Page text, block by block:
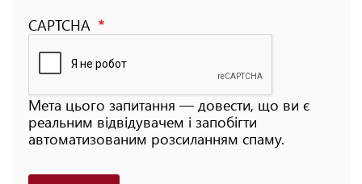
CAPTCHA
Мета цього запитання — довести, що ви є
реальним відвідувачем і запобігти
автоматизованим розсиланням спаму.